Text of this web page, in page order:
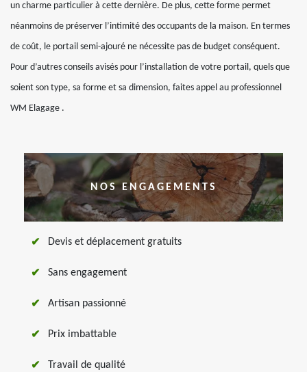
un charme particulier à cette dernière. De plus, cette forme permet
néanmoins de préserver l’intimité des occupants de la maison. En termes
de coût, le portail semi-ajouré ne nécessite pas de budget conséquent.
Pour d’autres conseils avisés pour l’installation de votre portail, quels que
soient son type, sa forme et sa dimension, faites appel au professionnel
WM Elagage .
NOS ENGAGEMENTS
Devis et déplacement gratuits
Sans engagement
Artisan passionné
Prix imbattable
Travail de qualité